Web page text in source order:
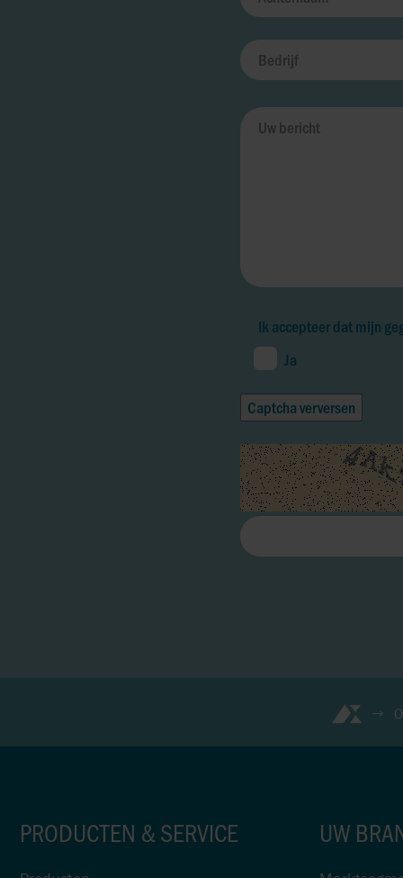
Ik accepteer dat mijn
Ja
Captcha verversen
PRODUCTEN & SERVICE UW